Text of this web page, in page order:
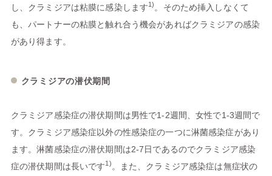
し、クラミジアは粘膜に感染します1) 。そのため挿入しなくて
も、パートナーの粘膜と触れ合う機会があればクラミジアの感染
があり得ます。
クラミジアの潜伏期間
クラミジア感染症の潜伏期間は男性で1-2週間、女性で1-3週間で
す。クラミジア感染症以外の性感染症の一つに淋菌感染症があり
ます。淋菌感染症の潜伏期間は2-7日であるのでクラミジア感染
症の潜伏期間は長いです1) 。また、クラミジア感染症は無症状の